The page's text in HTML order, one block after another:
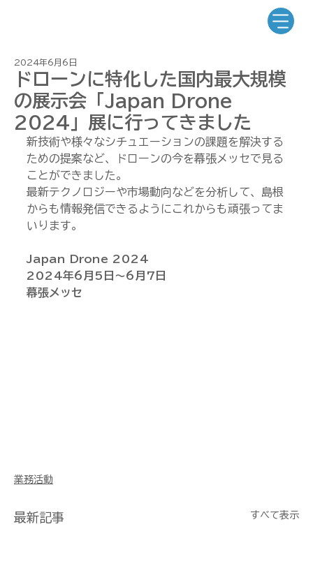
ドローンに特化した国内最大規模
の展示会「Japan Drone
2024」展に行ってきました
2024年6月6日
新技術や様々なシチュエーションの課題を解決する
ための提案など、ドローンの今を幕張メッセで見る
ことができました。
最新テクノロジーや市場動向などを分析して、島根
からも情報発信できるようにこれからも頑張ってま
いります。
Japan Drone 2024
2024年6月5日～6月7日
幕張メッセ
業務活動
最新記事 すべて表示